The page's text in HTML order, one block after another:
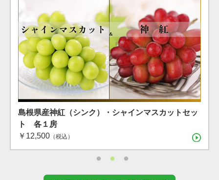
島根県産 シャインマスカット １房（600g）（7月下
旬〜8月上旬）
（税込）
島根県産神紅（シンク）・シャインマスカットセッ
ト 各１房
￥12,500 （税込）
島根県産 アールスメロン2玉箱
￥4,400（税込）